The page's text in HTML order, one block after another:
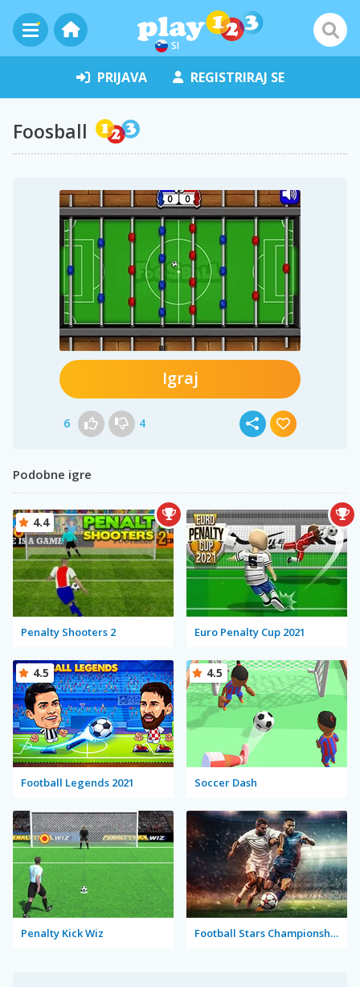
SI
PRIJAVA REGISTRIRAJ SE
Foosball
Igraj
6 4
Podobne igre
Penalty Shooters 2
4.4
Euro Penalty Cup 2021
Football Legends 2021
4.5
Soccer Dash
4.5
Penalty Kick Wiz Football Stars Championship